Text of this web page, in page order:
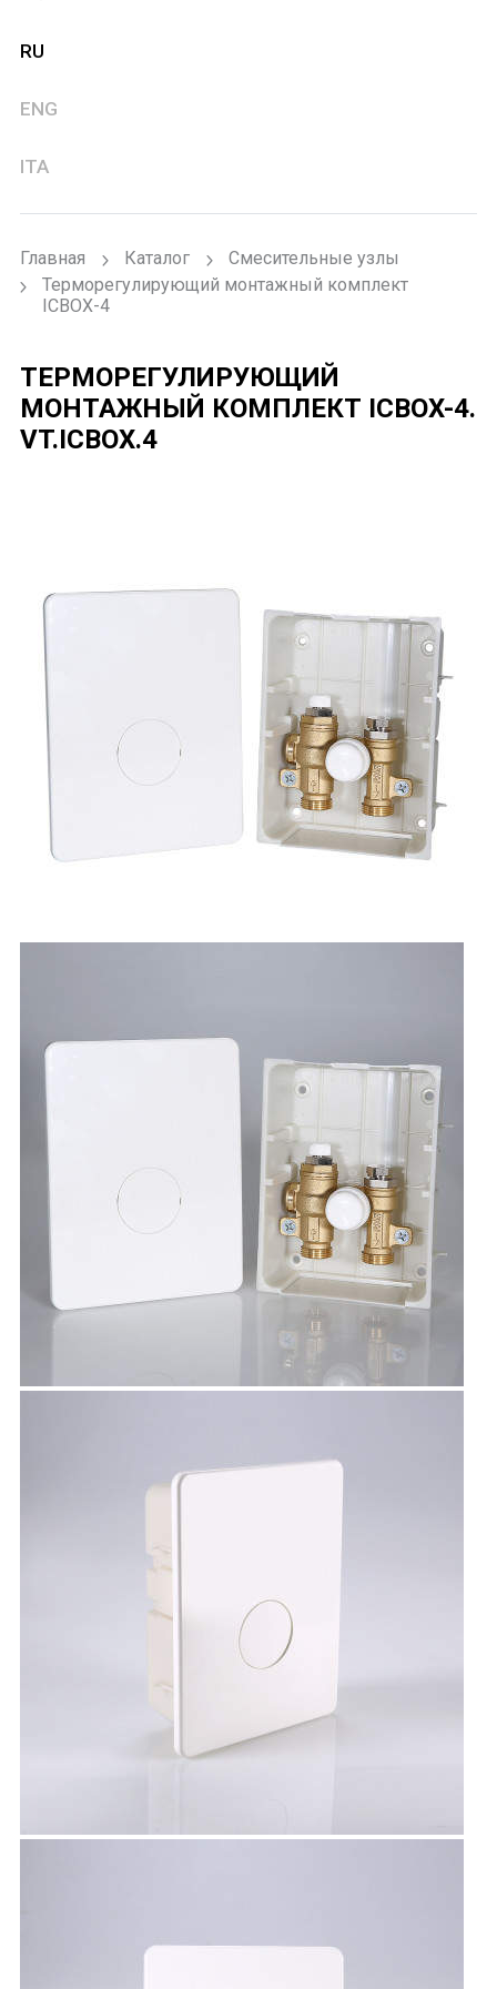
RU
ENG
ITA
Главная Каталог
Смесительные узлы
Терморегулирующий монтажный комплект
ICBOX-4
ТЕРМОРЕГУЛИРУЮЩИЙ
МОНТАЖНЫЙ КОМПЛЕКТ ICBOX-4.
VT.ICBOX.4